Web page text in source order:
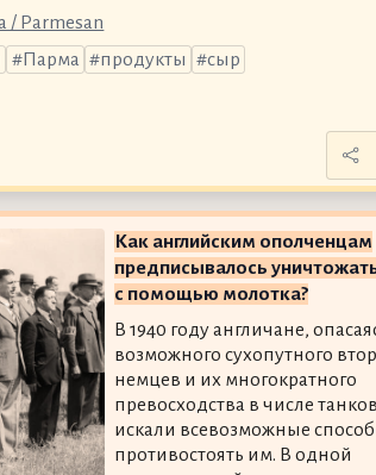
/ Parmesan
Парма продукты сыр
Как английским ополченцам
предписывалось
с помощью молотка?
В 1940 году англичане,
возможного сухопутного
немцев и их многократного
превосходства в числе
искали всевозможные
противостоять им. В одной